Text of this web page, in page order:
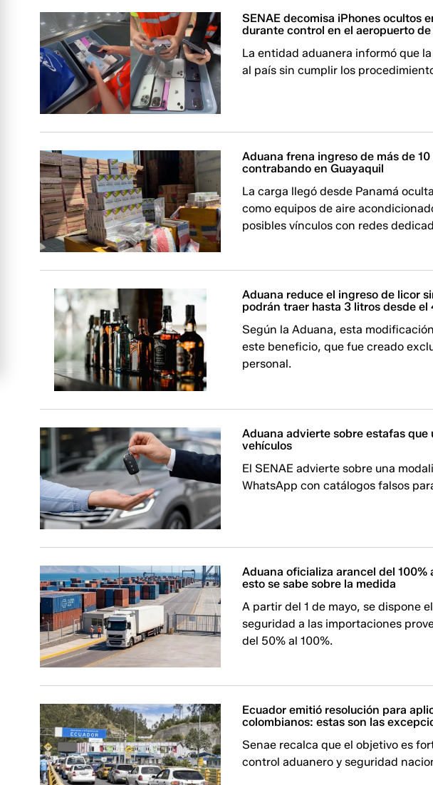
SENAE decomisa iPhones ocultos
durante control en el aeropuerto de
La entidad aduanera informó que
al país sin cumplir los
Aduana frena ingreso de más de
contrabando en Guayaquil
La carga llegó desde Panamá
como equipos de aire
posibles vínculos con redes
Aduana reduce el ingreso de licor
podrán traer hasta 3 litros desde el
Según la Aduana, esta
este beneficio, que fue creado
personal.
Aduana advierte sobre estafas
vehículos
El SENAE advierte sobre una
WhatsApp con catálogos falsos
Aduana oficializa arancel del
esto se sabe sobre la medida
A partir del 1 de mayo, se dispone
seguridad a las importaciones
del 50% al 100%.
Ecuador emitió resolución para
colombianos: estas son las
Senae recalca que el objetivo es
control aduanero y seguridad